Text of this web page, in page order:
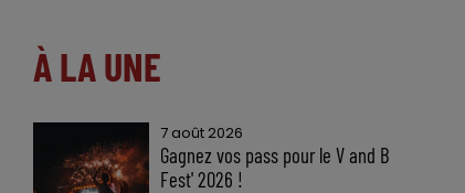
À LA UNE
7 août 2026
Gagnez vos pass pour le V and B
Fest' 2026 !